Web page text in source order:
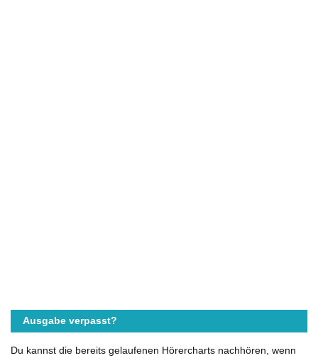
Ausgabe verpasst?
Du kannst die bereits gelaufenen Hörercharts nachhören, wenn